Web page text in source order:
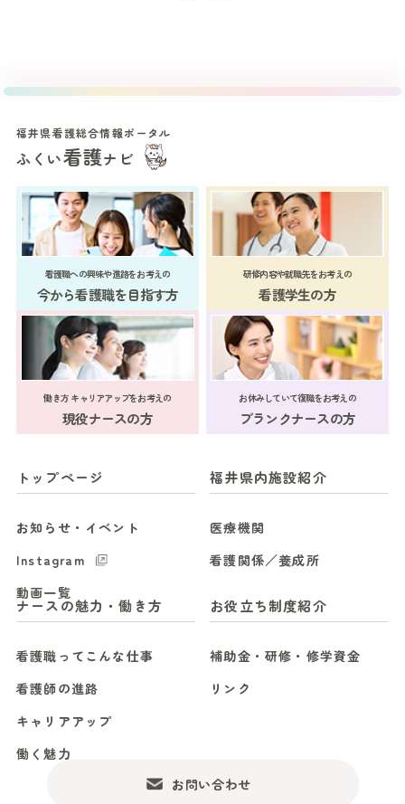
福井県看護総合情報ポータル
ふくい看護ナビ
お問い合わせ
看護職への興味や進路をお考えの
今から看護職を目指す方
研修内容や就職先をお考えの
看護学生の方
働き方 キャリアアップをお考えの
現役ナースの方
お休みしていて復職をお考えの
ブランクナースの方
トップページ
お知らせ・イベント
Instagram
動画一覧
福井県内施設紹介
医療機関
看護関係／養成所
ナースの魅力・働き方
看護職ってこんな仕事
看護師の進路
キャリアアップ
働く魅力
お役立ち制度紹介
補助金・研修・修学資金
リンク